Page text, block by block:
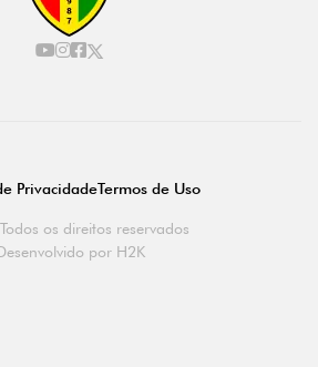
PrivacidadeTermos de Uso
os direitos reservados
por H2K